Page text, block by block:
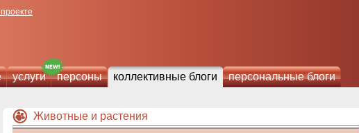
услуги персоны коллективные блоги персональные блоги
Животные и растения